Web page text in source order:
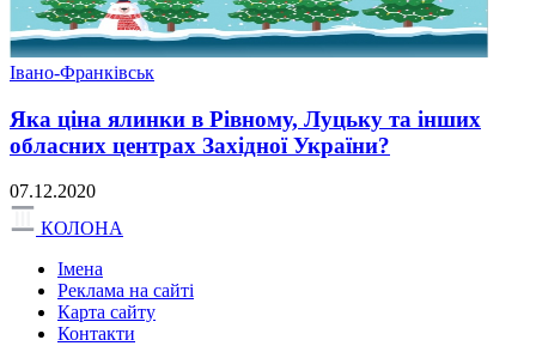
Івано-Франківськ
Яка ціна ялинки в Рівному, Луцьку та інших
обласних центрах Західної України?
07.12.2020
КОЛОНА
Імена
Реклама на сайті
Карта сайту
Контакти